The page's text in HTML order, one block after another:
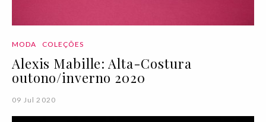
MODA COLEÇÕES
Alexis Mabille: Alta-Costura
outono/inverno 2020
09 Jul 2020